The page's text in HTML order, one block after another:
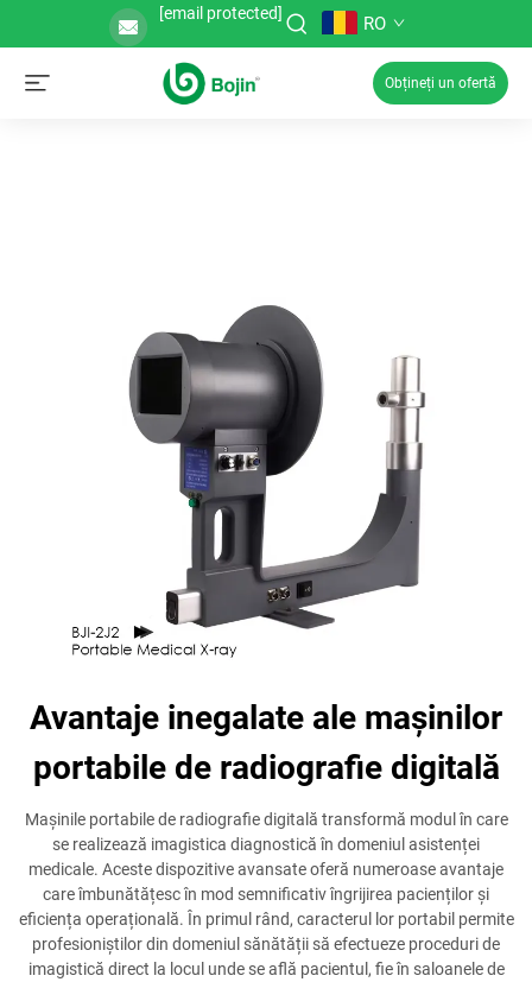
[email protected] RO
Obțineți un ofertă
Avantaje inegalate ale mașinilor
portabile de radiografie digitală
Mașinile portabile de radiografie digitală transformă modul în care
se realizează imagistica diagnostică în domeniul asistenței
medicale. Aceste dispozitive avansate oferă numeroase avantaje
care îmbunătățesc în mod semnificativ îngrijirea pacienților și
eficiența operațională. În primul rând, caracterul lor portabil permite
profesioniștilor din domeniul sănătății să efectueze proceduri de
imagistică direct la locul unde se află pacientul, fie în saloanele de